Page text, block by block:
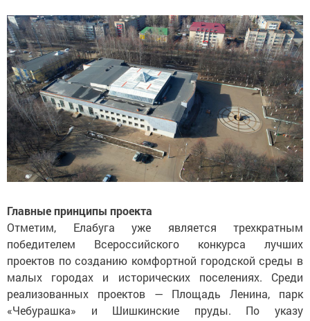
Главные принципы проекта
Отметим, Елабуга уже является трехкратным
победителем Всероссийского конкурса лучших
проектов по созданию комфортной городской среды в
малых городах и исторических поселениях. Среди
реализованных проектов — Площадь Ленина, парк
«Чебурашка» и Шишкинские пруды. По указу